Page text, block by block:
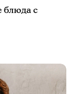
блюда с